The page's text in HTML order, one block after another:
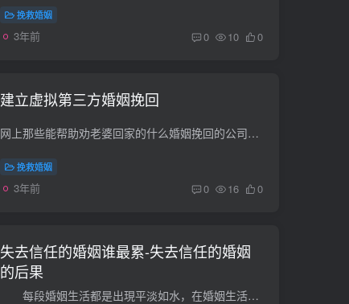
挽救婚姻
3年前 0 10 0
建立虚拟第三方婚姻挽回
网上那些能帮助劝老婆回家的什么婚姻挽回的公司，是真的假的，说什么能帮你挽回婚姻，挽回感情，真的吗 真的倒是有可能。但是我估计起不了什么作用。你钱花了，他又不能把老婆劝回来。你也不能...
挽救婚姻
3年前 0 16 0
失去信任的婚姻谁最累-失去信任的婚姻
的后果
每段婚姻生活都是出現平淡如水，在婚姻生活出現难题的情况下，一直会出現一些分歧，时间长了两人中间内心便会有一些转变，有的情况下会不信任另一方。丧失信赖的婚姻生活谁最累呢实...